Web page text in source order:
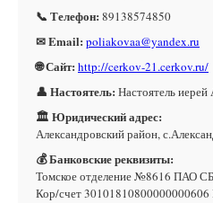
📞 Телефон: 89138574850
✉ Email: poliakovaa@yandex.ru
🌐 Сайт: http://cerkov-21.cerkov.ru/
👤 Настоятель: Настоятель
🏛 Юридический адрес:
Александровский район,
💰 Банковские реквизиты:
Томское отделение №8616 ПАО
Кор/счет 30101810800000000606